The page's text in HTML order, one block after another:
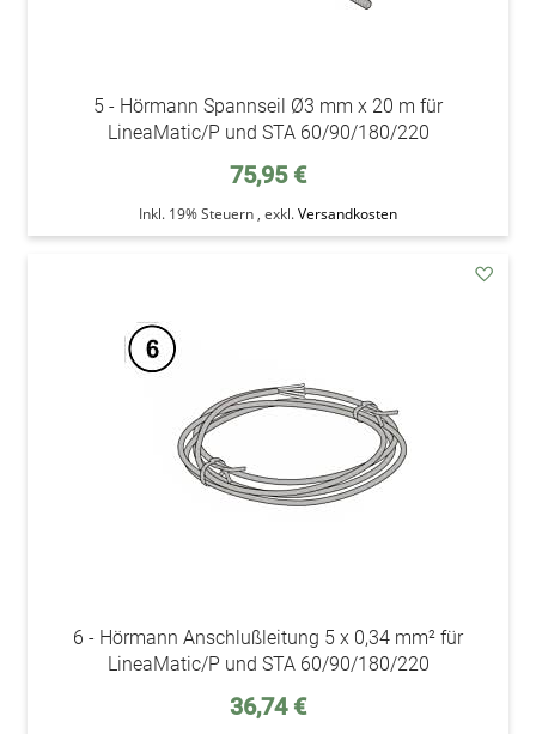
5 - Hörmann Spannseil Ø3 mm x 20 m für
LineaMatic/P und STA 60/90/180/220
75,95 €
Inkl. 19% Steuern , exkl.Versandkosten
6 - Hörmann Anschlußleitung 5 x 0,34 mm² für
LineaMatic/P und STA 60/90/180/220
36,74 €